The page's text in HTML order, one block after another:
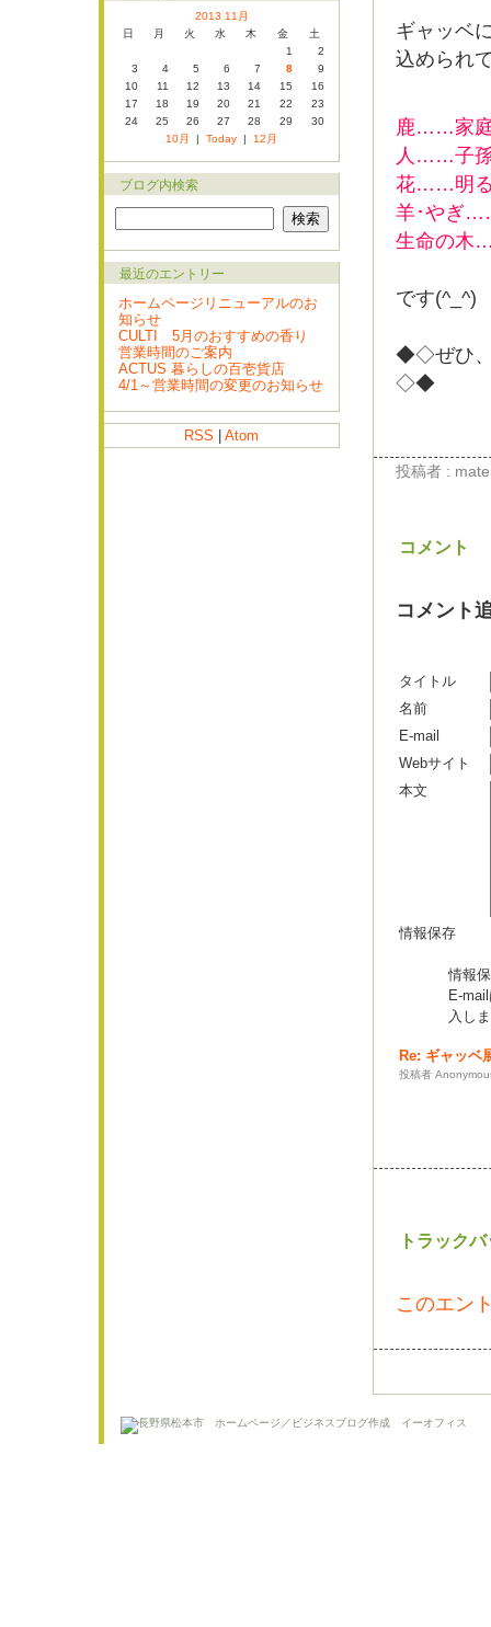
ギャッベ
込められ
鹿……家
人……子
花……明る
羊･やぎ
生命の木
です(^_^)
◆◇ぜひ、
◇◆
投稿者 :
コメント
コメント
タイトル
名前
E-mail
Webサイト
本文
情報保存
情報
E-
入し
Re: ギャッ
投稿者
トラック
このエン
2013 11月
日
月 火 水 木 金
土
1
2
3
4 5 6 7 8
9
10
11 12 13 14 15
16
17
18 19 20 21 22
23
24
25 26 27 28 29
30
10月
| Today | 12月
ブログ内検索
最近のエントリー
ホームページリニューアルのお
知らせ
CULTI 5月のおすすめの香り
営業時間のご案内
ACTUS 暮らしの百壱貨店
4/1～営業時間の変更のお知らせ
RSS Atom